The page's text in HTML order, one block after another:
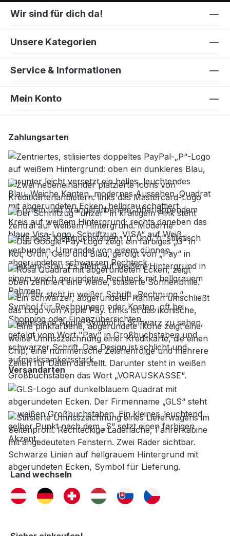
Wir sind für dich da!
Unsere Kategorien
Service & Informationen
Mein Konto
Land wechseln
Zahlungsarten
Versandarten